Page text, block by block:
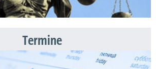
Termine